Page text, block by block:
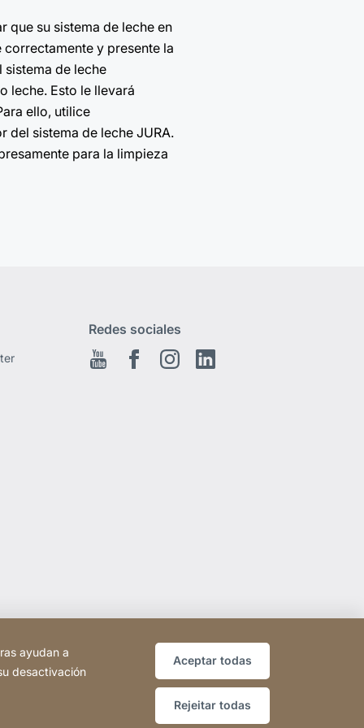
que su sistema de leche en
y presente la
sistema de leche
leche. Esto le llevará
ello, utilice
del sistema de leche JURA.
para la limpieza
Redes sociales
Youtube FacebookInstagram
Sitio
[Website
Sitemap
ayudan a
desactivación
Aceptar todas
Rejeitar todas